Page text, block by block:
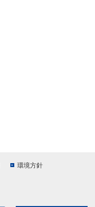
環境方針